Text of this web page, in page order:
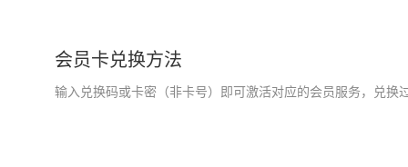
会员卡兑换方法
输入兑换码或卡密（非卡号）即可激活对应的会员服务，兑换